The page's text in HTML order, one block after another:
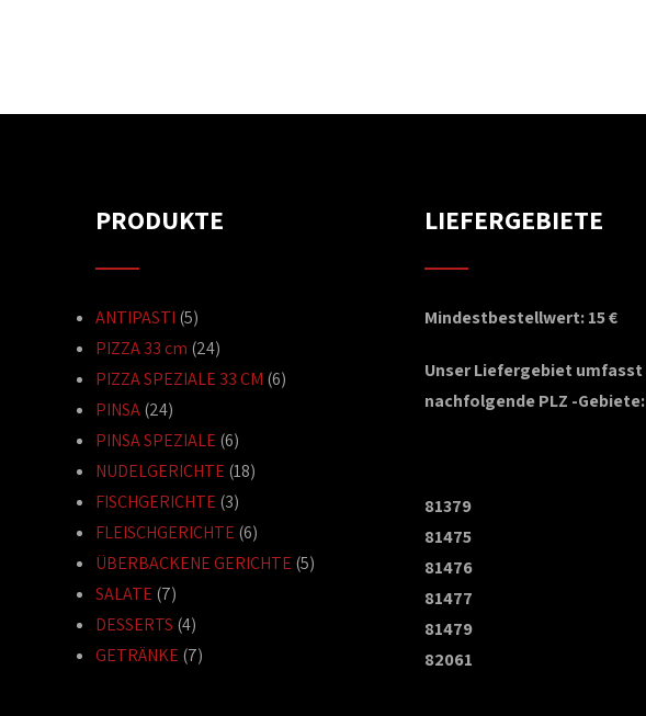
PRODUKTE
ANTIPASTI (5)
PIZZA 33 cm (24)
PIZZA SPEZIALE 33 CM (6)
PINSA(24)
PINSA SPEZIALE (6)
NUDELGERICHTE (18)
FISCHGERICHTE (3)
FLEISCHGERICHTE (6)
ÜBERBACKENE GERICHTE (5)
SALATE (7)
DESSERTS (4)
GETRÄNKE (7)
LIEFERGEBIETE
Mindestbestellwert: 15 €
Unser Liefergebiet umfasst
nachfolgende PLZ -Gebiete:
81379
81475
81476
81477
81479
82061